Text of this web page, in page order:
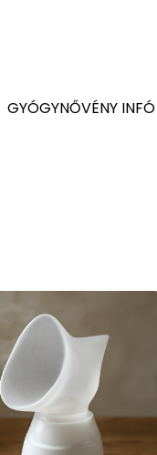
GYÓGYNŐVÉNY INFÓ